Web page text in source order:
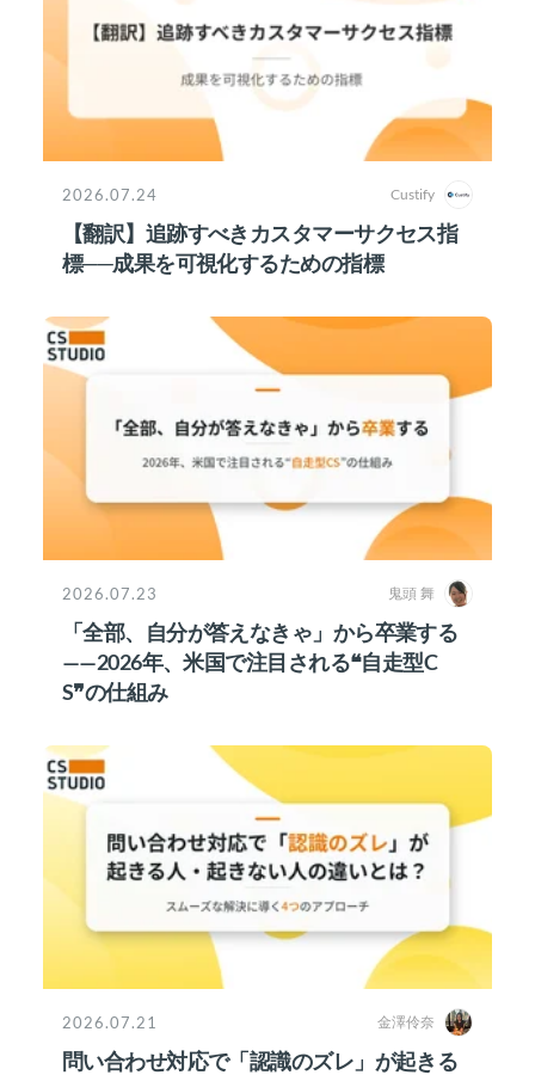
2026.07.24 Custify
【翻訳】追跡すべきカスタマーサクセス指
標──成果を可視化するための指標
2026.07.23 鬼頭 舞
「全部、自分が答えなきゃ」から卒業する
——2026年、米国で注目される❝自走型C
S❞の仕組み
2026.07.21 金澤伶奈
問い合わせ対応で「認識のズレ」が起きる